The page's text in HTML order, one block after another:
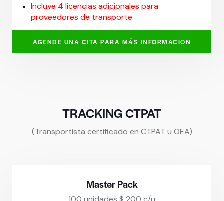
Incluye 4 licencias adicionales para
proveedores de transporte
AGENDE UNA CITA PARA MÁS INFORMACIÓN
TRACKING CTPAT
(Transportista certificado en CTPAT u OEA)
Master Pack